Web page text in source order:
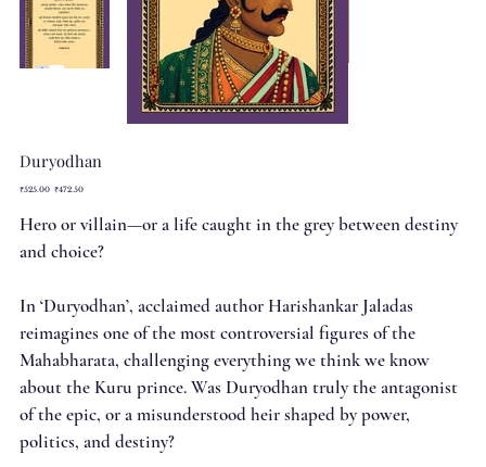
Duryodhan
Original
₹525.00 Sale
₹472.50
Hero or villain—or a life caught in the grey between destiny
and choice?
In ‘Duryodhan’, acclaimed author Harishankar Jaladas
reimagines one of the most controversial figures of the
Mahabharata, challenging everything we think we know
about the Kuru prince. Was Duryodhan truly the antagonist
of the epic, or a misunderstood heir shaped by power,
politics, and destiny?